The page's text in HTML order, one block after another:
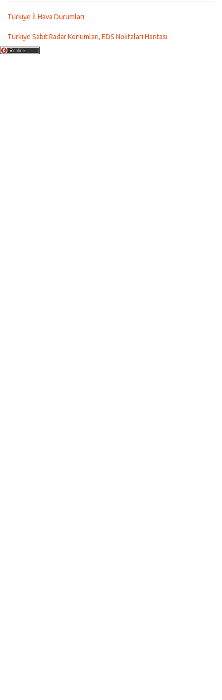
Türkiye İl Hava Durumları
Türkiye Sabit Radar Konumları, EDS Noktaları Haritası